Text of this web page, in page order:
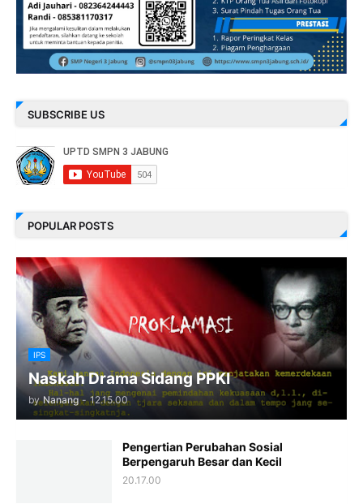
SUBSCRIBE US
POPULAR POSTS
IPS
Naskah Drama Sidang PPKI
by Nanang - 12.15.00
Pengertian Perubahan Sosial
Berpengaruh Besar dan Kecil
20.17.00